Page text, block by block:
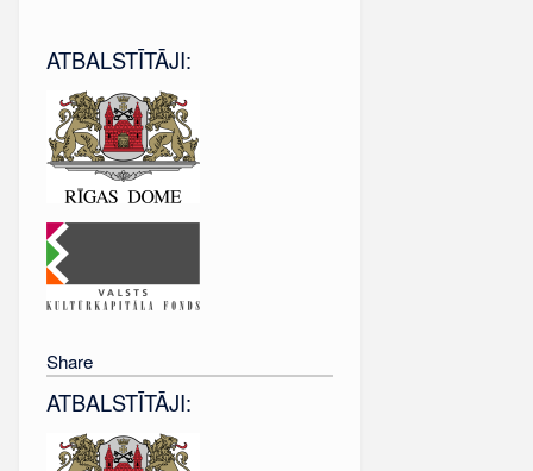
ATBALSTĪTĀJI:
Share
ATBALSTĪTĀJI: